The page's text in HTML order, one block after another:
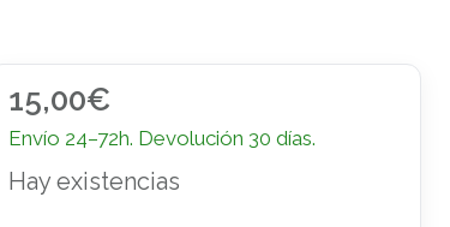
15,00€
Envío 24–72h. Devolución 30 días.
Hay existencias